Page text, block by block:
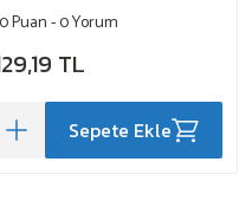
Puan - 0 Yorum
TL
Sepete Ekle